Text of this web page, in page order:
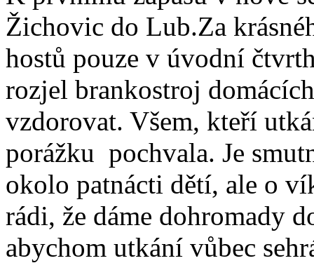
Žichovic do Lub.Za
hostů pouze v úvodní
rozjel brankostroj
vzdorovat. Všem, kteří
porážku pochvala. Je
okolo patnácti dětí, ale o
rádi, že dáme dohromady
abychom utkání vůbec